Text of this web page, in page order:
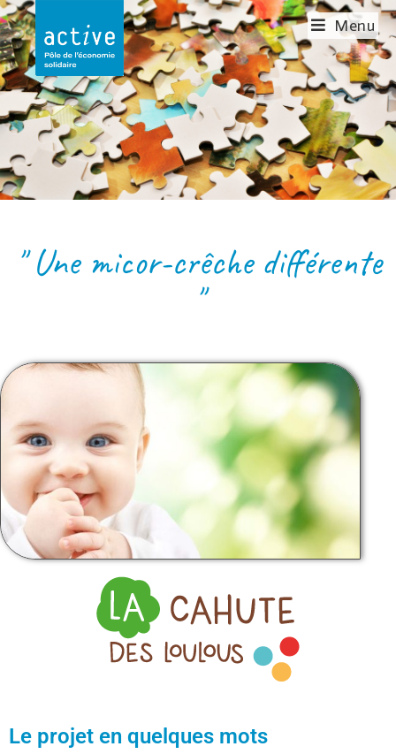
Menu
LA CAHUTE DES
LOULOUS
" Une micor-crêche différente
"
Le projet en quelques mots